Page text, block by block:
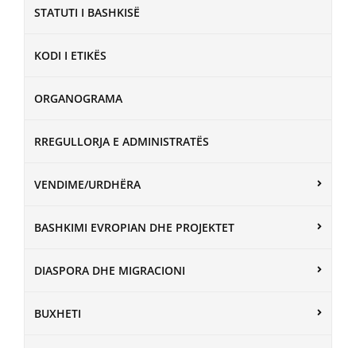
STATUTI I BASHKISË
KODI I ETIKËS
ORGANOGRAMA
RREGULLORJA E ADMINISTRATËS
VENDIME/URDHËRA
BASHKIMI EVROPIAN DHE PROJEKTET
DIASPORA DHE MIGRACIONI
BUXHETI